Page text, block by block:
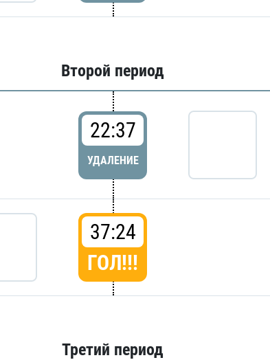
Второй период
22:37
УДАЛЕНИЕ
37:24
ГОЛ!!!
Третий период